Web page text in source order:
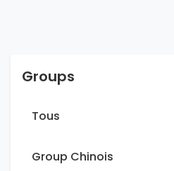
Groups
Tous
Group Chinois